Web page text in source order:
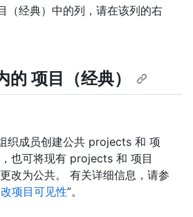
（经典）中的列，请在该列的右
项目（经典）
织成员创建公共 projects 和 项
也可将现有 projects 和 项目
改为公共。 有关详细信息，请参
项目可见性”。